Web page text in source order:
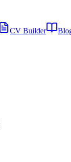
CV Builder